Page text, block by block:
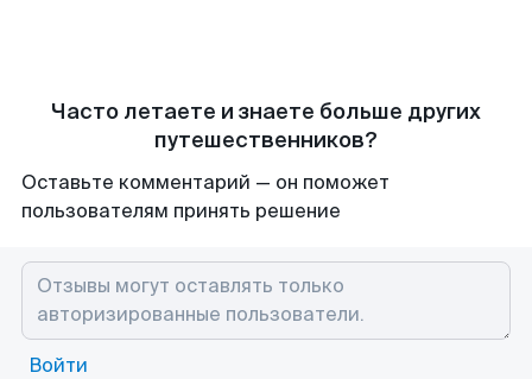
Часто летаете и знаете больше других
путешественников?
Оставьте комментарий — он поможет
пользователям принять решение
Войти